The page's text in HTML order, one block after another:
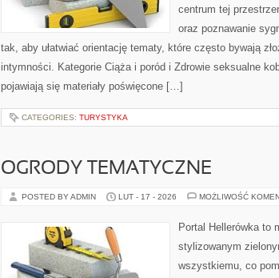
centrum tej
oraz poznawanie
tak, aby ułatwiać orientację tematy, które często bywają
intymności. Kategorie Ciąża i poród i Zdrowie seksualne
pojawiają się materiały poświęcone […]
CATEGORIES: TURYSTYKA
OGRODY TEMATYCZNE
POSTED BY ADMIN LUT - 17 - 2026 MOŻLIWOŚĆ
Portal Hellerówka to
stylizowanym
wszystkiemu, co